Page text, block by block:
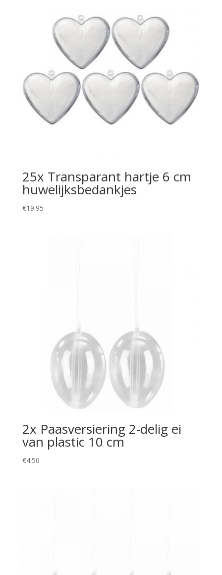
25x Transparant hartje 6 cm
huwelijksbedankjes
€19.95
2x Paasversiering 2-delig ei
van plastic 10 cm
€4.50